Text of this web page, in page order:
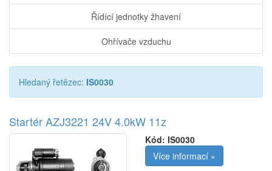
Řídící jednotky žhavení
Ohřívače vzduchu
Hledaný řetězec: IS0030
Startér AZJ3221 24V 4.0kW 11z
Kód: IS0030
Více informací »